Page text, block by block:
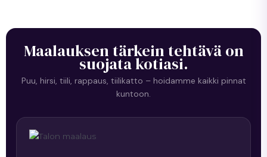
Maalauksen tärkein tehtävä on
suojata kotiasi.
Puu, hirsi, tiili, rappaus, tiilikatto – hoidamme kaikki pinnat
kuntoon.